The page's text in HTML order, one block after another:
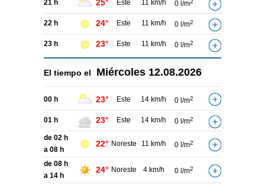
21 h 25° Este 11 km/h 0 l/m2
22 h 24° Este 11 km/h 0 l/m2
23 h 23° Este 11 km/h 0 l/m2
El tiempo el Miércoles 12.08.2026
00 h 23° Este 14 km/h 0 l/m2
01 h 23° Este 14 km/h 0 l/m2
de 02 h
a 08 h
22° Noreste 11 km/h 0 l/m2
de 08 h
a 14 h
24° Noreste 4 km/h 0 l/m2